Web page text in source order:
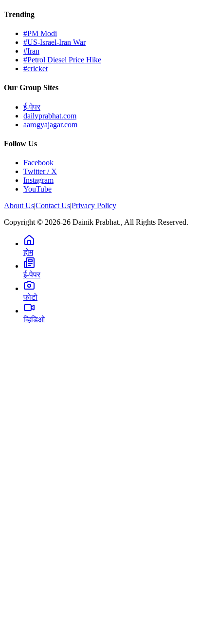
Trending
#PM Modi
#US-Israel-Iran War
#Iran
#Petrol Diesel Price Hike
#cricket
Our Group Sites
ई-पेपर
dailyprabhat.com
aarogyajagar.com
Follow Us
Facebook
Twitter / X
Instagram
YouTube
About Us|Contact Us|Privacy Policy
Copyright © 2026-26 Dainik Prabhat., All Rights Reserved.
होम
ई-पेपर
फोटो
व्हिडिओ